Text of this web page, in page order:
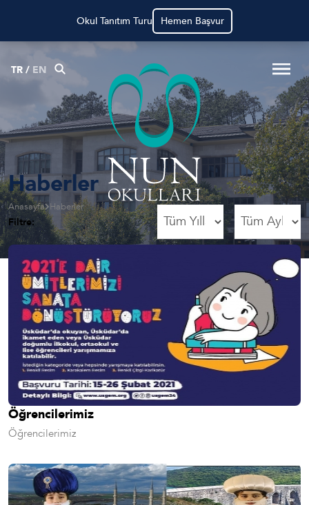
NUN Okullarında Çalışmak İçin Hemen Başvur
TR/ EN
Anasayfa Haberler
Haberler
Filtre:
Öğrencilerimiz
Öğrencilerimiz